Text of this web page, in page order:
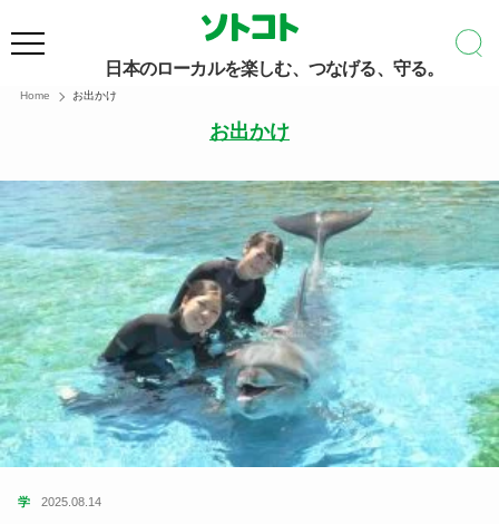
日本のローカルを楽しむ、つなげる、守る。
Home お出かけ
お出かけ
学 2025.08.14